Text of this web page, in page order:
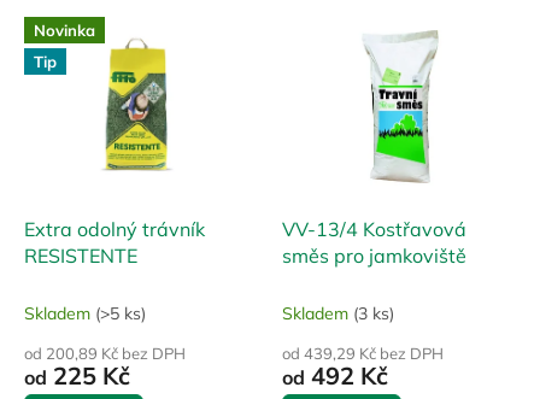
d
V
p
Novinka
Tip
Extra odolný trávník
RESISTENTE
Skladem (>5 ks)
od 200,89 Kč bez DPH
od 225 Kč
VV-13/4 Kostřavová
směs pro jamkoviště
Skladem (3 ks)
od 439,29 Kč bez DPH
od 492 Kč